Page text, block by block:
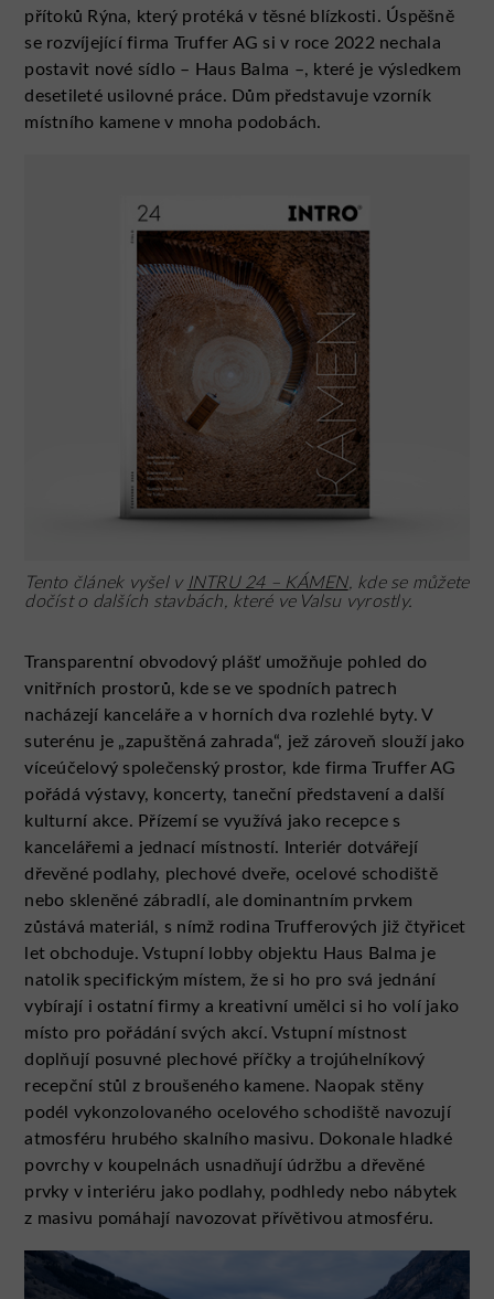
přítoků Rýna, který protéká v těsné blízkosti. Úspěšně
se rozvíjející firma Truffer AG si v roce 2022 nechala
postavit nové sídlo – Haus Balma –, které je výsledkem
desetileté usilovné práce. Dům představuje vzorník
místního kamene v mnoha podobách.
Tento článek vyšel v INTRU 24 – KÁMEN, kde se můžete
dočíst o dalších stavbách, které ve Valsu vyrostly.
Transparentní obvodový plášť umožňuje pohled do
vnitřních prostorů, kde se ve spodních patrech
nacházejí kanceláře a v horních dva rozlehlé byty. V
suterénu je „zapuštěná zahrada“, jež zároveň slouží jako
víceúčelový společenský prostor, kde firma Truffer AG
pořádá výstavy, koncerty, taneční představení a další
kulturní akce. Přízemí se využívá jako recepce s
kancelářemi a jednací místností. Interiér dotvářejí
dřevěné podlahy, plechové dveře, ocelové schodiště
nebo skleněné zábradlí, ale dominantním prvkem
zůstává materiál, s nímž rodina Trufferových již čtyřicet
let obchoduje. Vstupní lobby objektu Haus Balma je
natolik specifickým místem, že si ho pro svá jednání
vybírají i ostatní firmy a kreativní umělci si ho volí jako
místo pro pořádání svých akcí. Vstupní místnost
doplňují posuvné plechové příčky a trojúhelníkový
recepční stůl z broušeného kamene. Naopak stěny
podél vykonzolovaného ocelového schodiště navozují
atmosféru hrubého skalního masivu. Dokonale hladké
povrchy v koupelnách usnadňují údržbu a dřevěné
prvky v interiéru jako podlahy, podhledy nebo nábytek
z masivu pomáhají navozovat přívětivou atmosféru.